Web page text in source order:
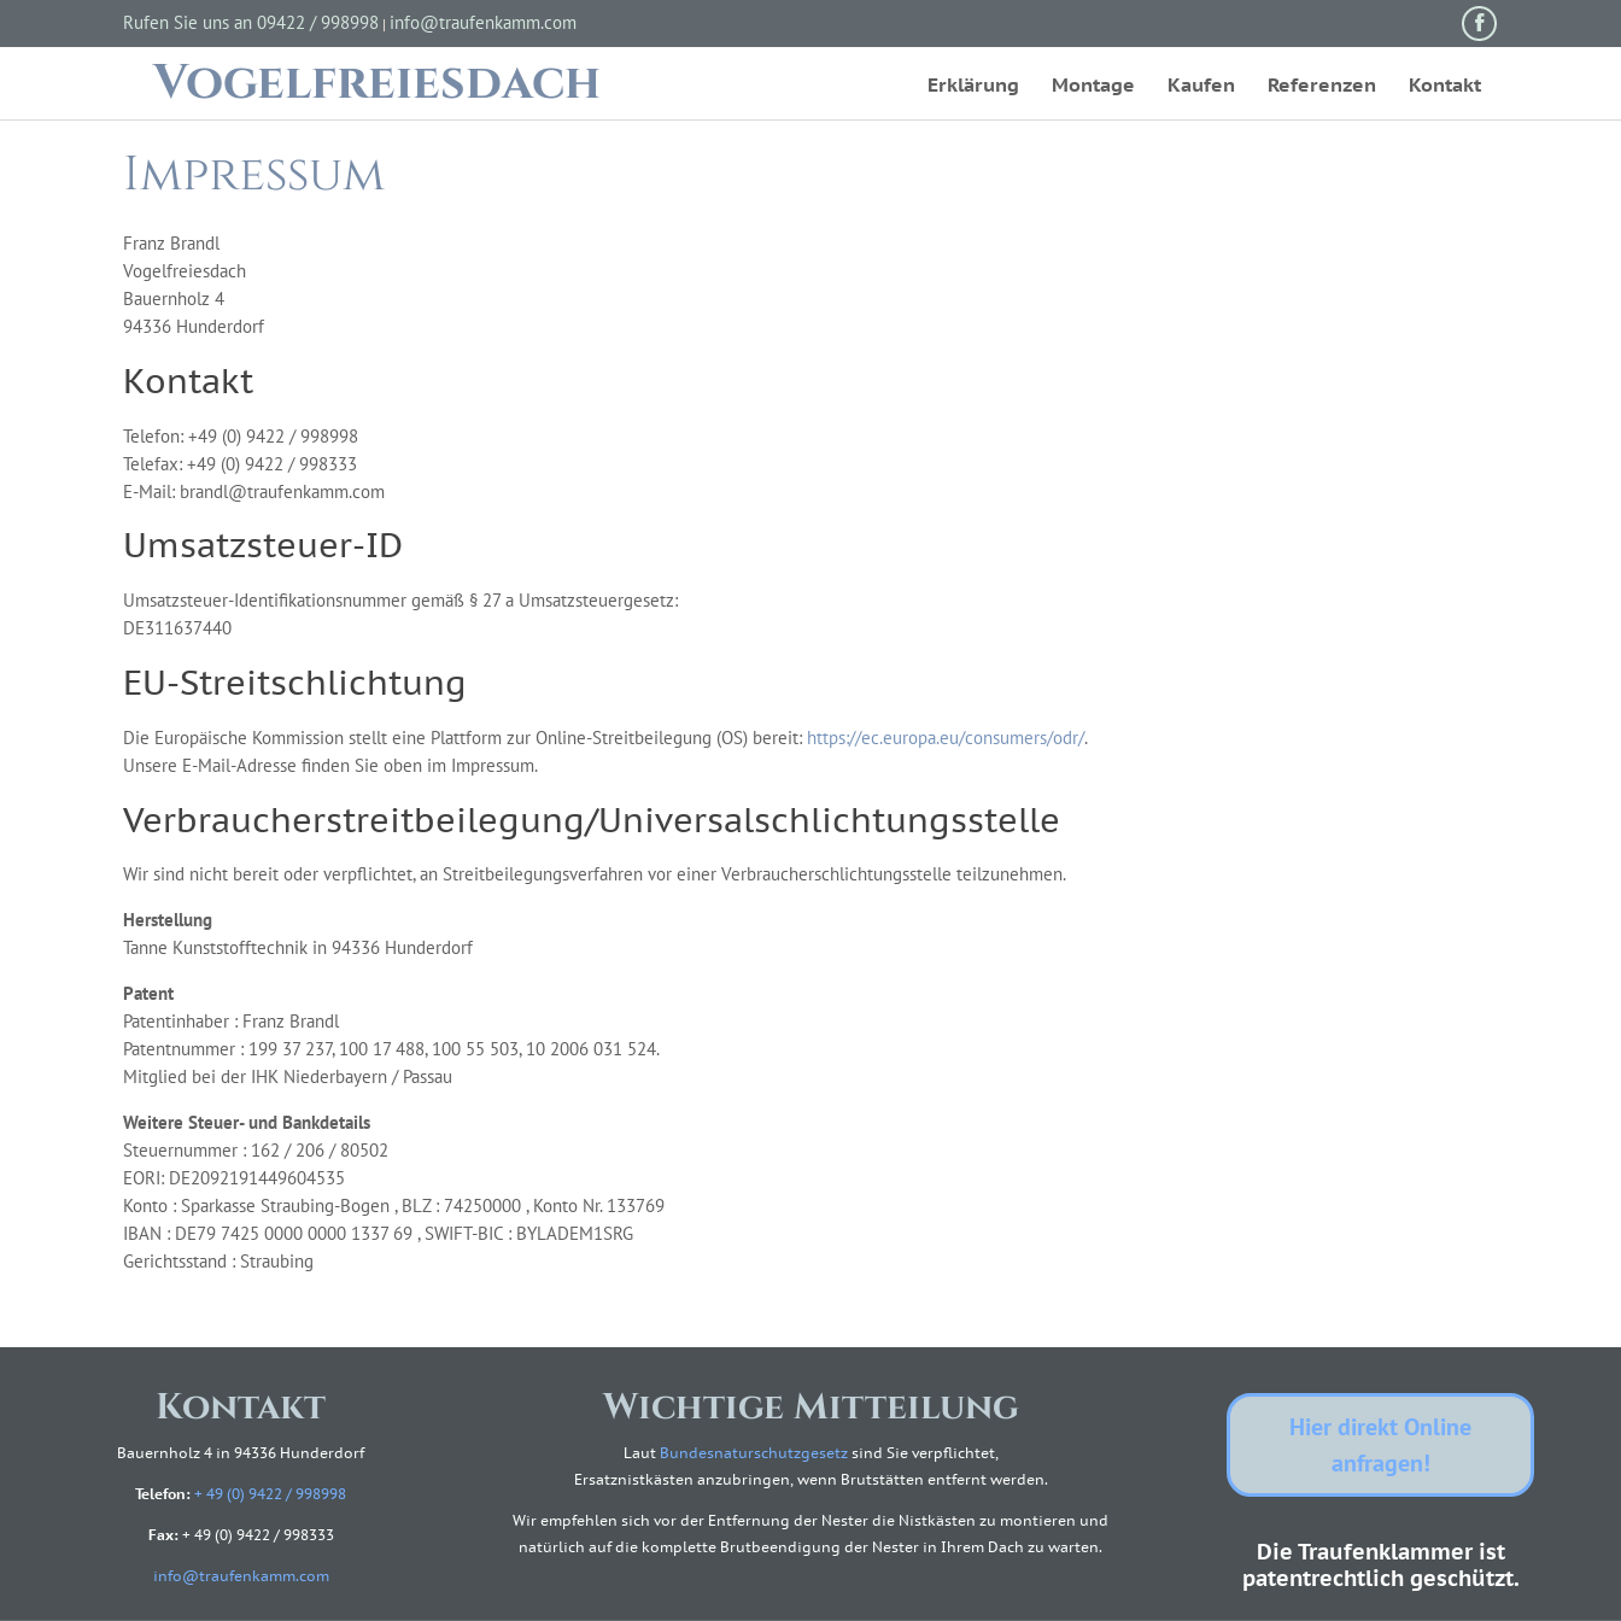
Rufen Sie uns an 09422 / 998998 | info@traufenkamm.com 
Vogelfreiesdach
content
Erklärung Montage Kaufen Referenzen Kontakt
Impressum
Franz Brandl
Vogelfreiesdach
Bauernholz 4
94336 Hunderdorf
Kontakt
Telefon: +49 (0) 9422 / 998998
Telefax: +49 (0) 9422 / 998333
E-Mail: brandl@traufenkamm.com
Umsatzsteuer-ID
Umsatzsteuer-Identifikationsnummer gemäß § 27 a Umsatzsteuergesetz:
DE311637440
EU-Streitschlichtung
Die Europäische Kommission stellt eine Plattform zur Online-Streitbeilegung (OS) bereit: https://ec.europa.eu/consumers/odr/.
Unsere E-Mail-Adresse finden Sie oben im Impressum.
Verbraucher­streit­beilegung/Universal­schlichtungs­stelle
Wir sind nicht bereit oder verpflichtet, an Streitbeilegungsverfahren vor einer Verbraucherschlichtungsstelle teilzunehmen.
Herstellung
Tanne Kunststofftechnik in 94336 Hunderdorf
Patent
Patentinhaber : Franz Brandl
Patentnummer : 199 37 237, 100 17 488, 100 55 503, 10 2006 031 524.
Mitglied bei der IHK Niederbayern / Passau
Weitere Steuer- und Bankdetails
Steuernummer : 162 / 206 / 80502
EORI: DE2092191449604535
Konto : Sparkasse Straubing-Bogen , BLZ : 74250000 , Konto Nr. 133769
IBAN : DE79 7425 0000 0000 1337 69 , SWIFT-BIC : BYLADEM1SRG
Gerichtsstand : Straubing
Kontakt
Bauernholz 4 in 94336 Hunderdorf
Telefon: + 49 (0) 9422 / 998998
Fax:+ 49 (0) 9422 / 998333
info@traufenkamm.com
Wichtige Mitteilung
Laut Bundesnaturschutzgesetzsind Sie verpflichtet,
Ersatznistkästen anzubringen, wenn Brutstätten entfernt werden.
Wir empfehlen sich vor der Entfernung der Nester die Nistkästen zu montieren und
natürlich auf die komplette Brutbeendigung der Nester in Ihrem Dach zu warten.
Hier direkt Online
anfragen!
Die Traufenklammer ist
patentrechtlich geschützt.